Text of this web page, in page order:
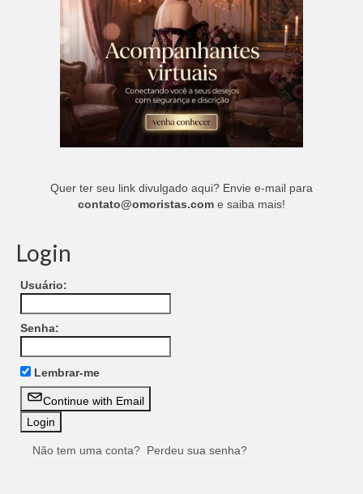
Quer ter seu link divulgado aqui? Envie e-mail para
contato@omoristas.com e saiba mais!
Login
Usuário:
Senha:
Lembrar-me
Continue with Email
Não tem uma conta? Perdeu sua senha?